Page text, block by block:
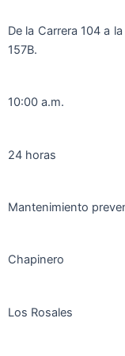
De la Carrera 104 a
157B.
10:00 a.m.
24 horas
Mantenimiento
Chapinero
Los Rosales